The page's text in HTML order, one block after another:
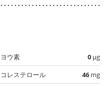
ヨウ素 0 µg
コレステロール
46 mg